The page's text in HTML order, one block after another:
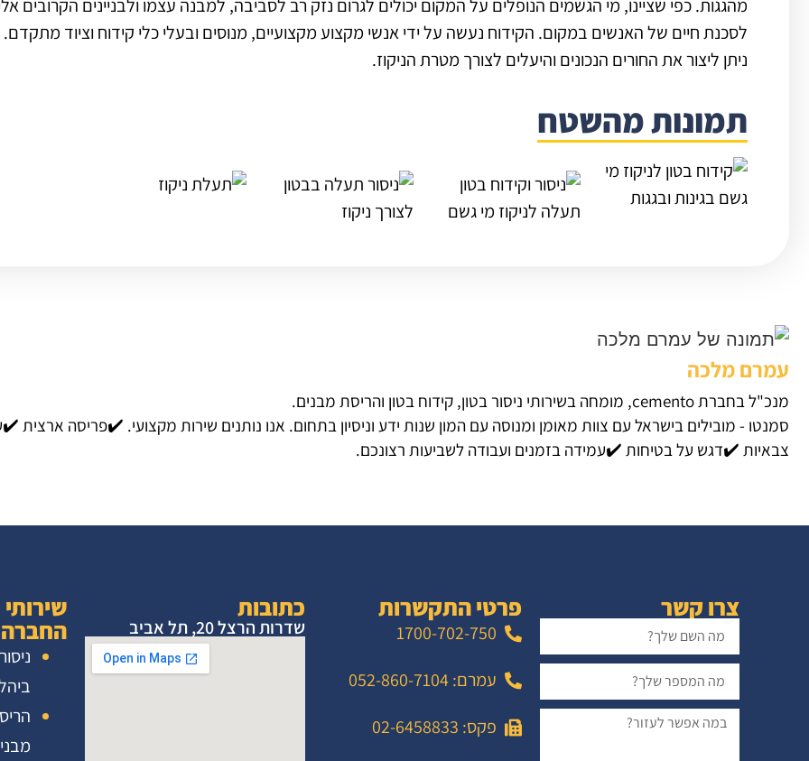
מהגגות. כפי שציינו, מי הגשמים הנופלים על המקום יכולים לגרום נזק רב לסביבה, למבנה עצמו ולבניינים הקרובים
לסכנת חיים של האנשים במקום. הקידוח נעשה על ידי אנשי מקצוע מקצועיים, מנוסים ובעלי כלי קידוח וציוד
ניתן ליצור את החורים הנכונים והיעלים לצורך מטרת הניקוז.
תמונות מהשטח
עמרם מלכה
מנכ"ל בחברת cemento, מומחה בשירותי ניסור בטון, קידוח בטון והריסת מבנים.
סמנטו - מובילים בישראל עם צוות מאומן ומנוסה עם המון שנות ידע וניסיון בתחום. אנו נותנים שירות מקצועי. ✔️פריסה
צבאיות ✔️דגש על בטיחות ✔️עמידה בזמנים ועבודה לשביעות רצונכם.
צרו קשר פרטי התקשרות
1700-702-750
עמרם: 052-860-7104
פקס: 02-6458833
כתובות
שדרות הרצל 20, תל אביב
שירותי
החברה